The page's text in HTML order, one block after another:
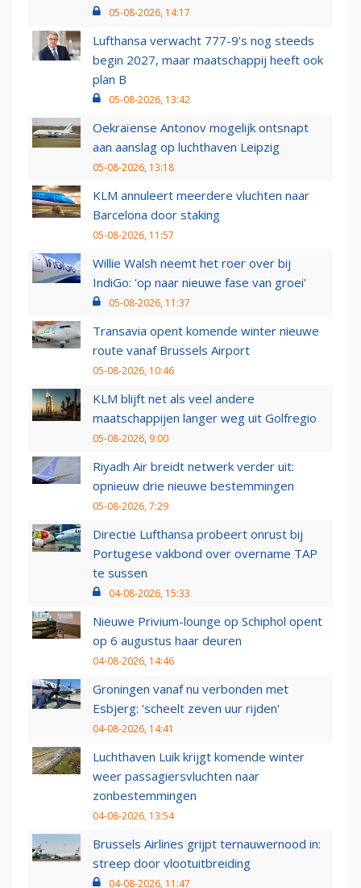
05-08-2026, 14:17
Lufthansa verwacht 777-9’s nog steeds
begin 2027, maar maatschappij heeft ook
plan B
05-08-2026, 13:42
Oekraïense Antonov mogelijk ontsnapt
aan aanslag op luchthaven Leipzig
05-08-2026, 13:18
KLM annuleert meerdere vluchten naar
Barcelona door staking
05-08-2026, 11:57
Willie Walsh neemt het roer over bij
IndiGo: 'op naar nieuwe fase van groei'
05-08-2026, 11:37
Transavia opent komende winter nieuwe
route vanaf Brussels Airport
05-08-2026, 10:46
KLM blijft net als veel andere
maatschappijen langer weg uit Golfregio
05-08-2026, 9:00
Riyadh Air breidt netwerk verder uit:
opnieuw drie nieuwe bestemmingen
05-08-2026, 7:29
Directie Lufthansa probeert onrust bij
Portugese vakbond over overname TAP
te sussen
04-08-2026, 15:33
Nieuwe Privium-lounge op Schiphol opent
op 6 augustus haar deuren
04-08-2026, 14:46
Groningen vanaf nu verbonden met
Esbjerg: 'scheelt zeven uur rijden'
04-08-2026, 14:41
Luchthaven Luik krijgt komende winter
weer passagiersvluchten naar
zonbestemmingen
04-08-2026, 13:54
Brussels Airlines grijpt ternauwernood in:
streep door vlootuitbreiding
04-08-2026, 11:47